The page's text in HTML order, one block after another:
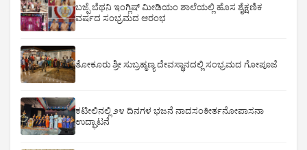
ಬಜ್ಪೆ ಬೆಥನಿ ಇಂಗ್ಲಿಷ್ ಮೀಡಿಯಂ ಶಾಲೆಯಲ್ಲಿ ಹೊಸ ಶೈಕ್ಷಣಿಕ
ವರ್ಷದ ಸಂಭ್ರಮದ ಆರಂಭ
ತೋಕೂರು ಶ್ರೀ ಸುಬ್ರಹ್ಮಣ್ಯ ದೇವಸ್ಥಾನದಲ್ಲಿ ಸಂಭ್ರಮದ ಗೋಪೂಜೆ
ಕಟೀಲಿನಲ್ಲಿ ೨೪ ದಿನಗಳ ಭಜನೆ ನಾದಸಂಕೀರ್ತನೋಪಾಸನಾ
ಉದ್ಘಾಟನೆ